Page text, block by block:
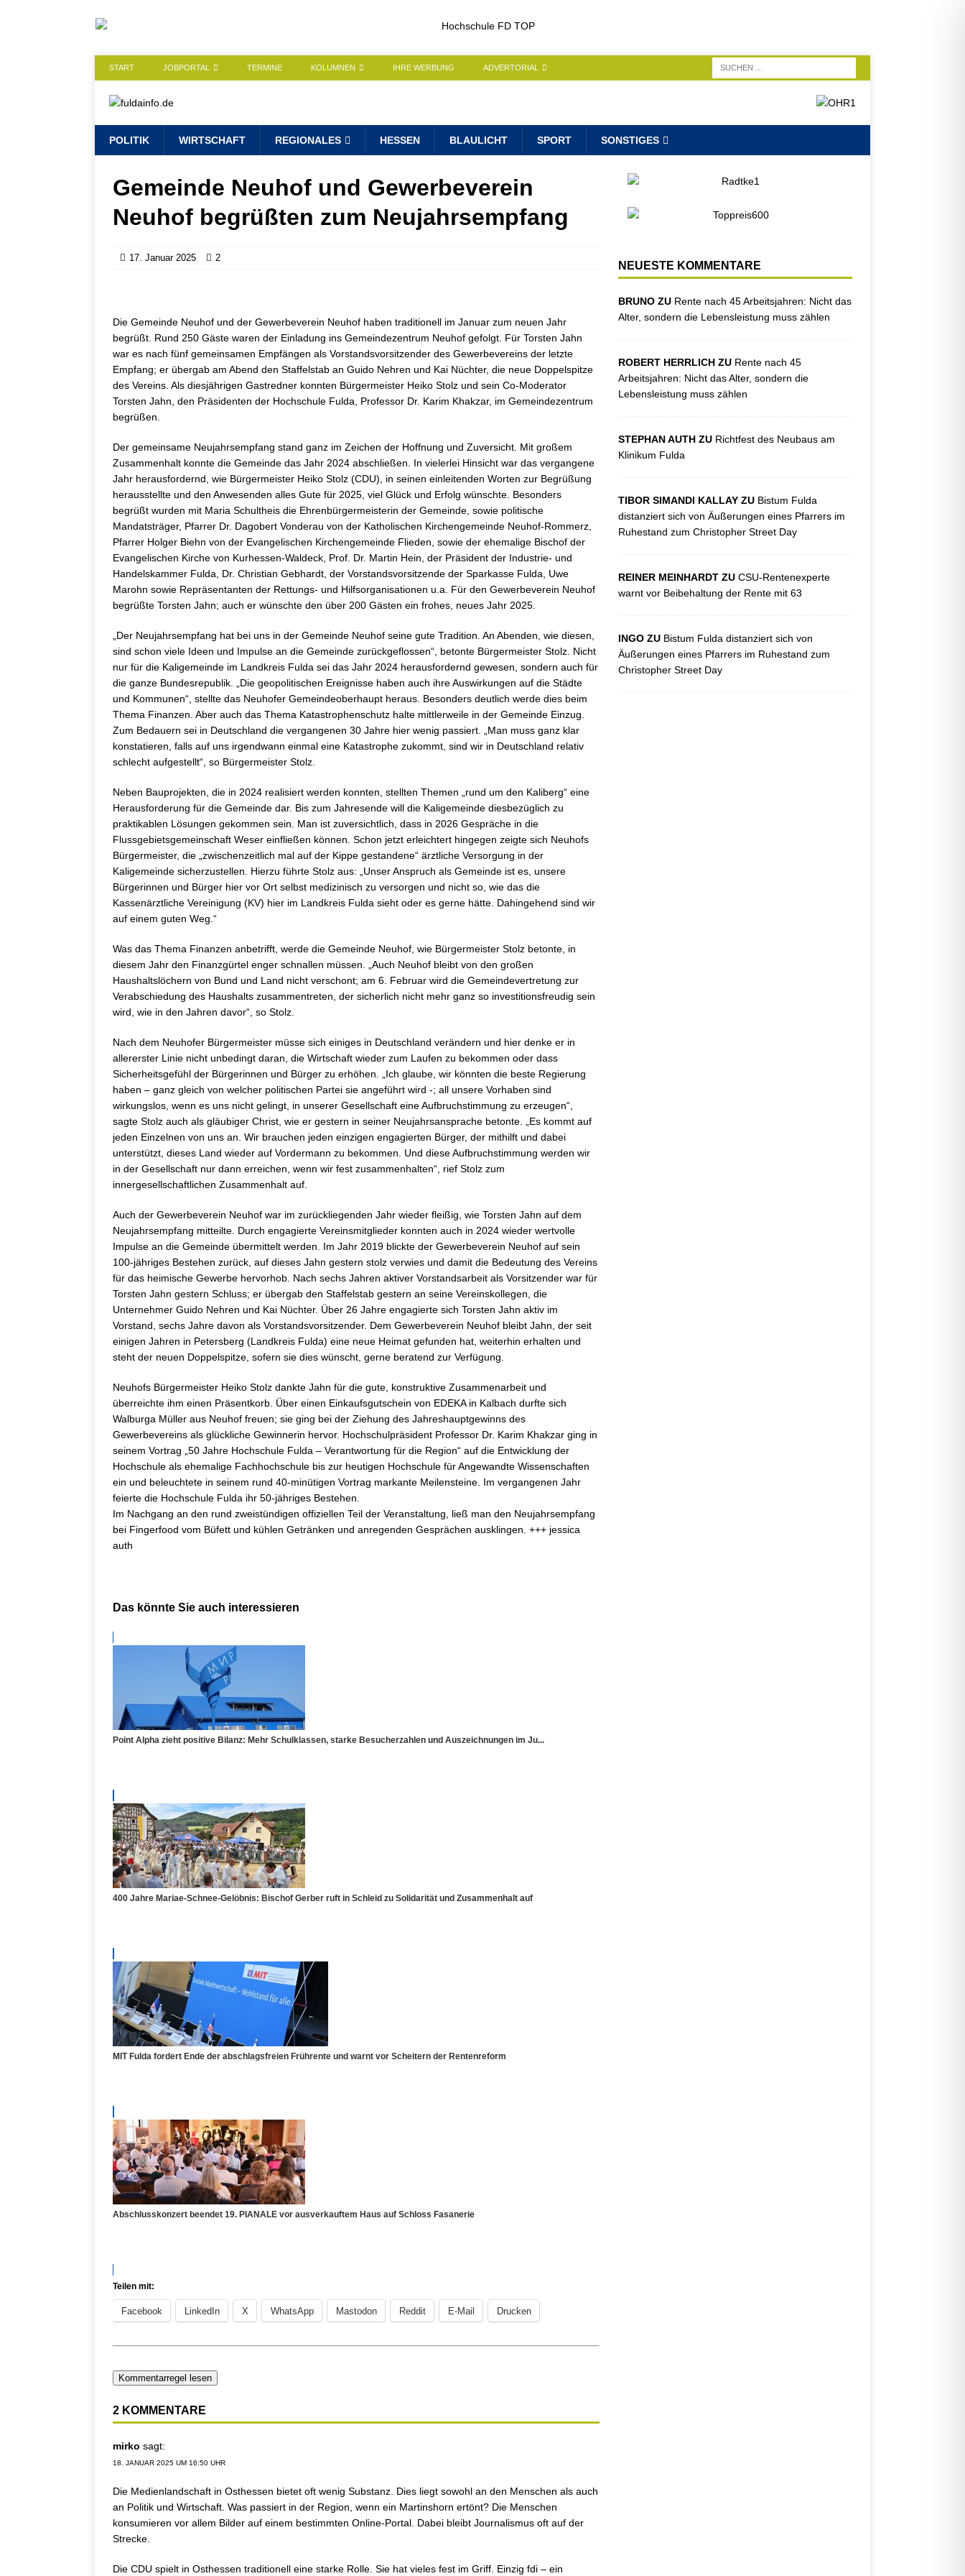
START JOBPORTAL TERMINE KOLUMNEN IHRE WERBUNG ADVERTORIAL
POLITIK WIRTSCHAFT REGIONALES HESSEN BLAULICHT SPORT SONSTIGES
Gemeinde Neuhof und Gewerbeverein
Neuhof begrüßten zum Neujahrsempfang
17. Januar 2025 2
Die Gemeinde Neuhof und der Gewerbeverein Neuhof haben traditionell im Januar zum neuen Jahr
begrüßt. Rund 250 Gäste waren der Einladung ins Gemeindezentrum Neuhof gefolgt. Für Torsten Jahn
war es nach fünf gemeinsamen Empfängen als Vorstandsvorsitzender des Gewerbevereins der letzte
Empfang; er übergab am Abend den Staffelstab an Guido Nehren und Kai Nüchter, die neue Doppelspitze
des Vereins. Als diesjährigen Gastredner konnten Bürgermeister Heiko Stolz und sein Co-Moderator
Torsten Jahn, den Präsidenten der Hochschule Fulda, Professor Dr. Karim Khakzar, im Gemeindezentrum
begrüßen.
Der gemeinsame Neujahrsempfang stand ganz im Zeichen der Hoffnung und Zuversicht. Mit großem
Zusammenhalt konnte die Gemeinde das Jahr 2024 abschließen. In vielerlei Hinsicht war das vergangene
Jahr herausfordernd, wie Bürgermeister Heiko Stolz (CDU), in seinen einleitenden Worten zur Begrüßung
herausstellte und den Anwesenden alles Gute für 2025, viel Glück und Erfolg wünschte. Besonders
begrüßt wurden mit Maria Schultheis die Ehrenbürgermeisterin der Gemeinde, sowie politische
Mandatsträger, Pfarrer Dr. Dagobert Vonderau von der Katholischen Kirchengemeinde Neuhof-Rommerz,
Pfarrer Holger Biehn von der Evangelischen Kirchengemeinde Flieden, sowie der ehemalige Bischof der
Evangelischen Kirche von Kurhessen-Waldeck, Prof. Dr. Martin Hein, der Präsident der Industrie- und
Handelskammer Fulda, Dr. Christian Gebhardt, der Vorstandsvorsitzende der Sparkasse Fulda, Uwe
Marohn sowie Repräsentanten der Rettungs- und Hilfsorganisationen u.a. Für den Gewerbeverein Neuhof
begrüßte Torsten Jahn; auch er wünschte den über 200 Gästen ein frohes, neues Jahr 2025.
„Der Neujahrsempfang hat bei uns in der Gemeinde Neuhof seine gute Tradition. An Abenden, wie diesen,
sind schon viele Ideen und Impulse an die Gemeinde zurückgeflossen“, betonte Bürgermeister Stolz. Nicht
nur für die Kaligemeinde im Landkreis Fulda sei das Jahr 2024 herausfordernd gewesen, sondern auch für
die ganze Bundesrepublik. „Die geopolitischen Ereignisse haben auch ihre Auswirkungen auf die Städte
und Kommunen“, stellte das Neuhofer Gemeindeoberhaupt heraus. Besonders deutlich werde dies beim
Thema Finanzen. Aber auch das Thema Katastrophenschutz halte mittlerweile in der Gemeinde Einzug.
Zum Bedauern sei in Deutschland die vergangenen 30 Jahre hier wenig passiert. „Man muss ganz klar
konstatieren, falls auf uns irgendwann einmal eine Katastrophe zukommt, sind wir in Deutschland relativ
schlecht aufgestellt“, so Bürgermeister Stolz.
Neben Bauprojekten, die in 2024 realisiert werden konnten, stellten Themen „rund um den Kaliberg“ eine
Herausforderung für die Gemeinde dar. Bis zum Jahresende will die Kaligemeinde diesbezüglich zu
praktikablen Lösungen gekommen sein. Man ist zuversichtlich, dass in 2026 Gespräche in die
Flussgebietsgemeinschaft Weser einfließen können. Schon jetzt erleichtert hingegen zeigte sich Neuhofs
Bürgermeister, die „zwischenzeitlich mal auf der Kippe gestandene“ ärztliche Versorgung in der
Kaligemeinde sicherzustellen. Hierzu führte Stolz aus: „Unser Anspruch als Gemeinde ist es, unsere
Bürgerinnen und Bürger hier vor Ort selbst medizinisch zu versorgen und nicht so, wie das die
Kassenärztliche Vereinigung (KV) hier im Landkreis Fulda sieht oder es gerne hätte. Dahingehend sind wir
auf einem guten Weg.“
Was das Thema Finanzen anbetrifft, werde die Gemeinde Neuhof, wie Bürgermeister Stolz betonte, in
diesem Jahr den Finanzgürtel enger schnallen müssen. „Auch Neuhof bleibt von den großen
Haushaltslöchern von Bund und Land nicht verschont; am 6. Februar wird die Gemeindevertretung zur
Verabschiedung des Haushalts zusammentreten, der sicherlich nicht mehr ganz so investitionsfreudig sein
wird, wie in den Jahren davor“, so Stolz.
Nach dem Neuhofer Bürgermeister müsse sich einiges in Deutschland verändern und hier denke er in
allererster Linie nicht unbedingt daran, die Wirtschaft wieder zum Laufen zu bekommen oder dass
Sicherheitsgefühl der Bürgerinnen und Bürger zu erhöhen. „Ich glaube, wir könnten die beste Regierung
haben – ganz gleich von welcher politischen Partei sie angeführt wird -; all unsere Vorhaben sind
wirkungslos, wenn es uns nicht gelingt, in unserer Gesellschaft eine Aufbruchstimmung zu erzeugen“,
sagte Stolz auch als gläubiger Christ, wie er gestern in seiner Neujahrsansprache betonte. „Es kommt auf
jeden Einzelnen von uns an. Wir brauchen jeden einzigen engagierten Bürger, der mithilft und dabei
unterstützt, dieses Land wieder auf Vordermann zu bekommen. Und diese Aufbruchstimmung werden wir
in der Gesellschaft nur dann erreichen, wenn wir fest zusammenhalten“, rief Stolz zum
innergesellschaftlichen Zusammenhalt auf.
Auch der Gewerbeverein Neuhof war im zurückliegenden Jahr wieder fleißig, wie Torsten Jahn auf dem
Neujahrsempfang mitteilte. Durch engagierte Vereinsmitglieder konnten auch in 2024 wieder wertvolle
Impulse an die Gemeinde übermittelt werden. Im Jahr 2019 blickte der Gewerbeverein Neuhof auf sein
100-jähriges Bestehen zurück, auf dieses Jahn gestern stolz verwies und damit die Bedeutung des Vereins
für das heimische Gewerbe hervorhob. Nach sechs Jahren aktiver Vorstandsarbeit als Vorsitzender war für
Torsten Jahn gestern Schluss; er übergab den Staffelstab gestern an seine Vereinskollegen, die
Unternehmer Guido Nehren und Kai Nüchter. Über 26 Jahre engagierte sich Torsten Jahn aktiv im
Vorstand, sechs Jahre davon als Vorstandsvorsitzender. Dem Gewerbeverein Neuhof bleibt Jahn, der seit
einigen Jahren in Petersberg (Landkreis Fulda) eine neue Heimat gefunden hat, weiterhin erhalten und
steht der neuen Doppelspitze, sofern sie dies wünscht, gerne beratend zur Verfügung.
Neuhofs Bürgermeister Heiko Stolz dankte Jahn für die gute, konstruktive Zusammenarbeit und
überreichte ihm einen Präsentkorb. Über einen Einkaufsgutschein von EDEKA in Kalbach durfte sich
Walburga Müller aus Neuhof freuen; sie ging bei der Ziehung des Jahreshauptgewinns des
Gewerbevereins als glückliche Gewinnerin hervor. Hochschulpräsident Professor Dr. Karim Khakzar ging in
seinem Vortrag „50 Jahre Hochschule Fulda – Verantwortung für die Region“ auf die Entwicklung der
Hochschule als ehemalige Fachhochschule bis zur heutigen Hochschule für Angewandte Wissenschaften
ein und beleuchtete in seinem rund 40-minütigen Vortrag markante Meilensteine. Im vergangenen Jahr
feierte die Hochschule Fulda ihr 50-jähriges Bestehen.
Im Nachgang an den rund zweistündigen offiziellen Teil der Veranstaltung, ließ man den Neujahrsempfang
bei Fingerfood vom Büfett und kühlen Getränken und anregenden Gesprächen ausklingen. +++ jessica
auth
Das könnte Sie auch interessieren
Point Alpha zieht positive Bilanz: Mehr Schulklassen, starke Besucherzahlen und Auszeichnungen im Ju...
400 Jahre Mariae-Schnee-Gelöbnis: Bischof Gerber ruft in Schleid zu Solidarität und Zusammenhalt auf
MIT Fulda fordert Ende der abschlagsfreien Frührente und warnt vor Scheitern der Rentenreform
Abschlusskonzert beendet 19. PIANALE vor ausverkauftem Haus auf Schloss Fasanerie
Teilen mit:
Facebook LinkedIn X WhatsApp Mastodon Reddit E-Mail Drucken
Kommentarregel lesen
2 KOMMENTARE
mirko sagt:
18. JANUAR 2025 UM 16:50 UHR
Die Medienlandschaft in Osthessen bietet oft wenig Substanz. Dies liegt sowohl an den Menschen als auch
an Politik und Wirtschaft. Was passiert in der Region, wenn ein Martinshorn ertönt? Die Menschen
konsumieren vor allem Bilder auf einem bestimmten Online-Portal. Dabei bleibt Journalismus oft auf der
Strecke.
Die CDU spielt in Osthessen traditionell eine starke Rolle. Sie hat vieles fest im Griff. Einzig fdi – ein
NEUESTE KOMMENTARE
BRUNO ZU Rente nach 45 Arbeitsjahren: Nicht das
Alter, sondern die Lebensleistung muss zählen
ROBERT HERRLICH ZU Rente nach 45
Arbeitsjahren: Nicht das Alter, sondern die
Lebensleistung muss zählen
STEPHAN AUTH ZU Richtfest des Neubaus am
Klinikum Fulda
TIBOR SIMANDI KALLAY ZU Bistum Fulda
distanziert sich von Äußerungen eines Pfarrers im
Ruhestand zum Christopher Street Day
REINER MEINHARDT ZU CSU-Rentenexperte
warnt vor Beibehaltung der Rente mit 63
INGO ZU Bistum Fulda distanziert sich von
Äußerungen eines Pfarrers im Ruhestand zum
Christopher Street Day